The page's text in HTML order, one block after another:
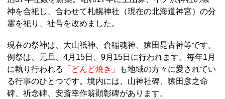
神を合祀し、合わせて札幌神社（現在の北海道神宮）の分
霊を祀り、社号を改めました。
現在の祭神は、大山祇神、倉稲魂神、猿田昆古神等です。
例祭は、元旦、4月15日、9月15日に行われます。毎年1月
に執り行われる
「どんど焼き」
も地域の方々に愛されてい
る行事のひとつです。境内には、山神社碑、猿田彦之命
碑、祈念碑、安斎幸作翁顕彰碑があります。